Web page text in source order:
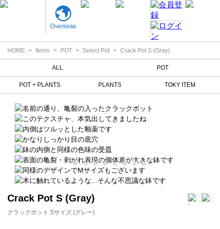
HOME Items POT Select Pot Crack Pot S (Gray)
ALL POT
POT + PLANTS PLANTS TOKY ITEM
Crack Pot S (Gray)
クラックポット Sサイズ (グレー)